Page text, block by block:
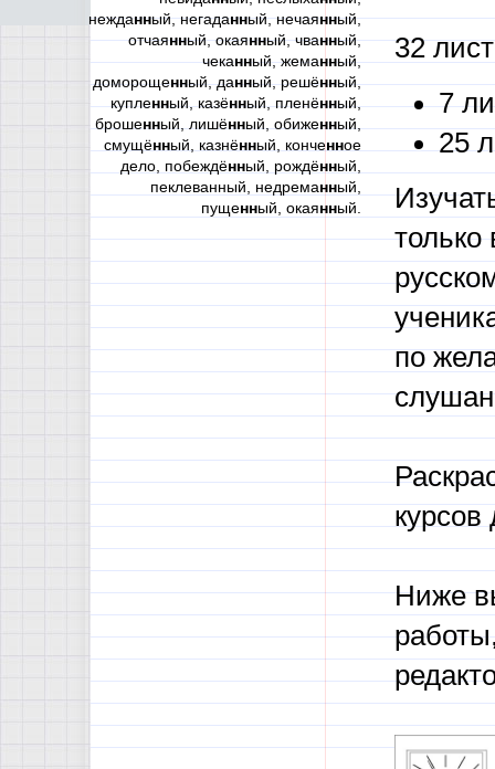
нежданный, негаданный, нечаянный,
отчаянный, окаянный, чванный,
чеканный, жеманный,
доморощенный, данный, решённый,
купленный, казённый, пленённый,
брошенный, лишённый, обиженный,
смущённый, казнённый, конченное
дело, побеждённый, рождённый,
пеклеванный, недреманный,
пущенный, окаянный.
32
7
25
только
по
Ниже